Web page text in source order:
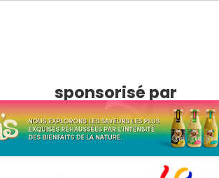
sponsorisé par